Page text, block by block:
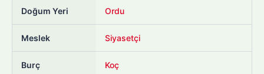
Doğum Yeri Ordu
Meslek Siyasetçi
Burç Koç